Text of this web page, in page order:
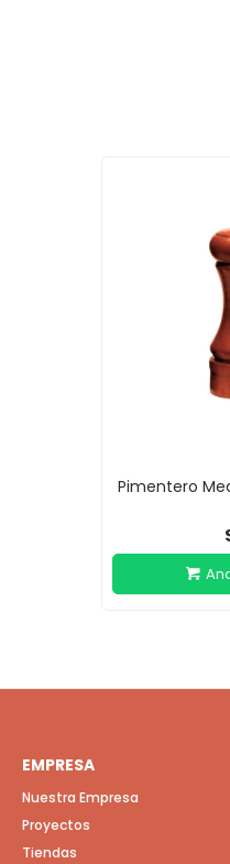
Pimentero
EMPRESA
Nuestra Empresa
Proyectos
Tiendas